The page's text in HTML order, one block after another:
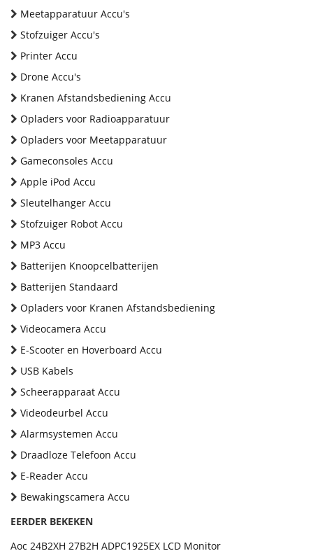
Meetapparatuur Accu's
Stofzuiger Accu's
Printer Accu
Drone Accu's
Kranen Afstandsbediening Accu
Opladers voor Radioapparatuur
Opladers voor Meetapparatuur
Gameconsoles Accu
Apple iPod Accu
Sleutelhanger Accu
Stofzuiger Robot Accu
MP3 Accu
Batterijen Knoopcelbatterijen
Batterijen Standaard
Opladers voor Kranen Afstandsbediening
Videocamera Accu
E-Scooter en Hoverboard Accu
USB Kabels
Scheerapparaat Accu
Videodeurbel Accu
Alarmsystemen Accu
Draadloze Telefoon Accu
E-Reader Accu
Bewakingscamera Accu
EERDER BEKEKEN
Aoc 24B2XH 27B2H ADPC1925EX LCD Monitor